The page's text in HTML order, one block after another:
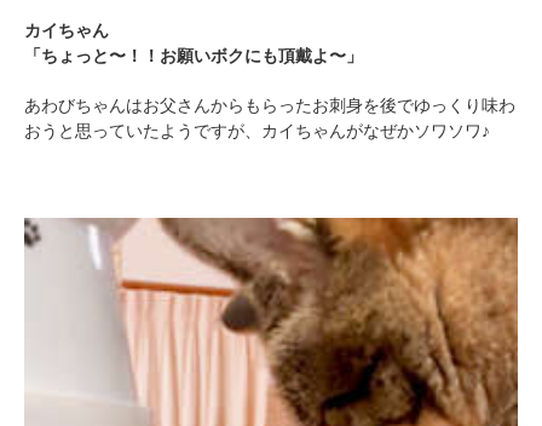
カイちゃん
「ちょっと〜！！お願いボクにも頂戴よ〜」
あわびちゃんはお父さんからもらったお刺身を後でゆっくり味わ
おうと思っていたようですが、カイちゃんがなぜかソワソワ♪